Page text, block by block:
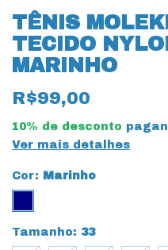
TÊNIS
TECIDO
MARINHO
R$99,00
10% de desconto
Ver mais detalhes
Cor: Marinho
Tamanho: 33